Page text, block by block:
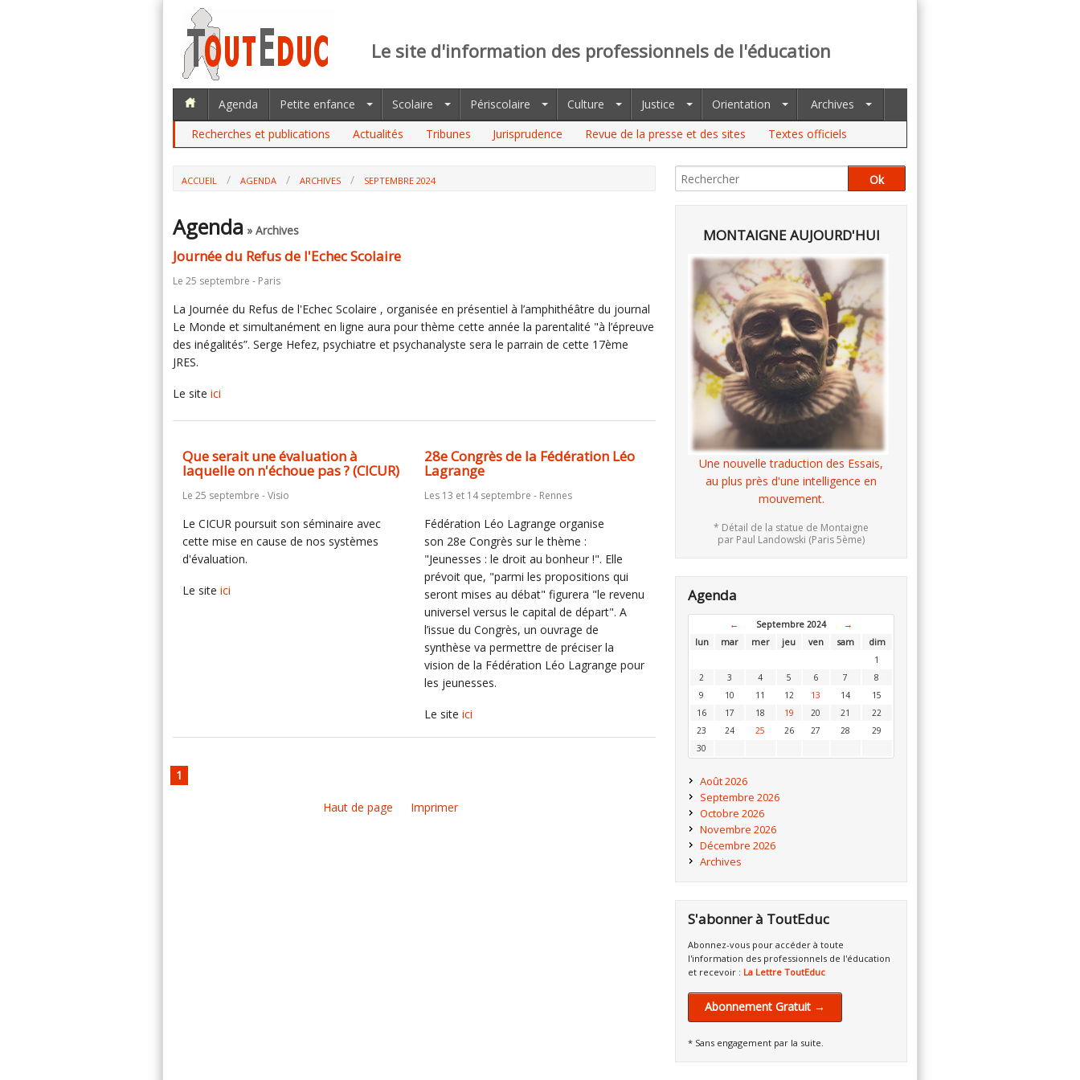
Le site d'information des professionnels de l'éducation
Agenda Petite enfance Scolaire Périscolaire Culture Justice Orientation
Archives
Recherches et publications
Actualités Tribunes Jurisprudence Revue de la presse et des sites Textes officiels
ACCUEIL AGENDA ARCHIVES SEPTEMBRE 2024
Agenda » Archives
Journée du Refus de l'Echec Scolaire
Le 25 septembre - Paris
La Journée du Refus de l'Echec Scolaire , organisée en présentiel à l’amphithéâtre du journal
Le Monde et simultanément en ligne aura pour thème cette année la parentalité "à l’épreuve
des inégalités”. Serge Hefez, psychiatre et psychanalyste sera le parrain de cette 17ème
JRES.
Le site ici
Que serait une évaluation à
laquelle on n'échoue pas ? (CICUR)
Le 25 septembre - Visio
Le CICUR poursuit son séminaire avec
cette mise en cause de nos systèmes
d'évaluation.
Le site ici
28e Congrès de la Fédération Léo
Lagrange
Les 13 et 14 septembre - Rennes
Fédération Léo Lagrange organise
son 28e Congrès sur le thème :
"Jeunesses : le droit au bonheur !". Elle
prévoit que, "parmi les propositions qui
seront mises au débat" figurera "le revenu
universel versus le capital de départ". A
l’issue du Congrès, un ouvrage de
synthèse va permettre de préciser la
vision de la Fédération Léo Lagrange pour
les jeunesses.
Le site ici
1
Haut de page Imprimer
MONTAIGNE AUJOURD'HUI
Une nouvelle traduction des Essais,
au plus près d'une intelligence en
mouvement.
* Détail de la statue de Montaigne
par Paul Landowski (Paris 5ème)
Agenda
← Septembre 2024
→
lun
mar mer jeu ven sam
dim
1
2
3 4 5 6 7
8
9
10 11 12 13 14
15
16
17 18 19 20 21
22
23
24 25 26 27 28
29
30
Août 2026
Septembre 2026
Octobre 2026
Novembre 2026
Décembre 2026
Archives
S'abonner à ToutEduc
Abonnez-vous pour accéder à toute
l'information des professionnels de l'éducation
et recevoir : La Lettre ToutEduc
Abonnement Gratuit →
* Sans engagement par la suite.